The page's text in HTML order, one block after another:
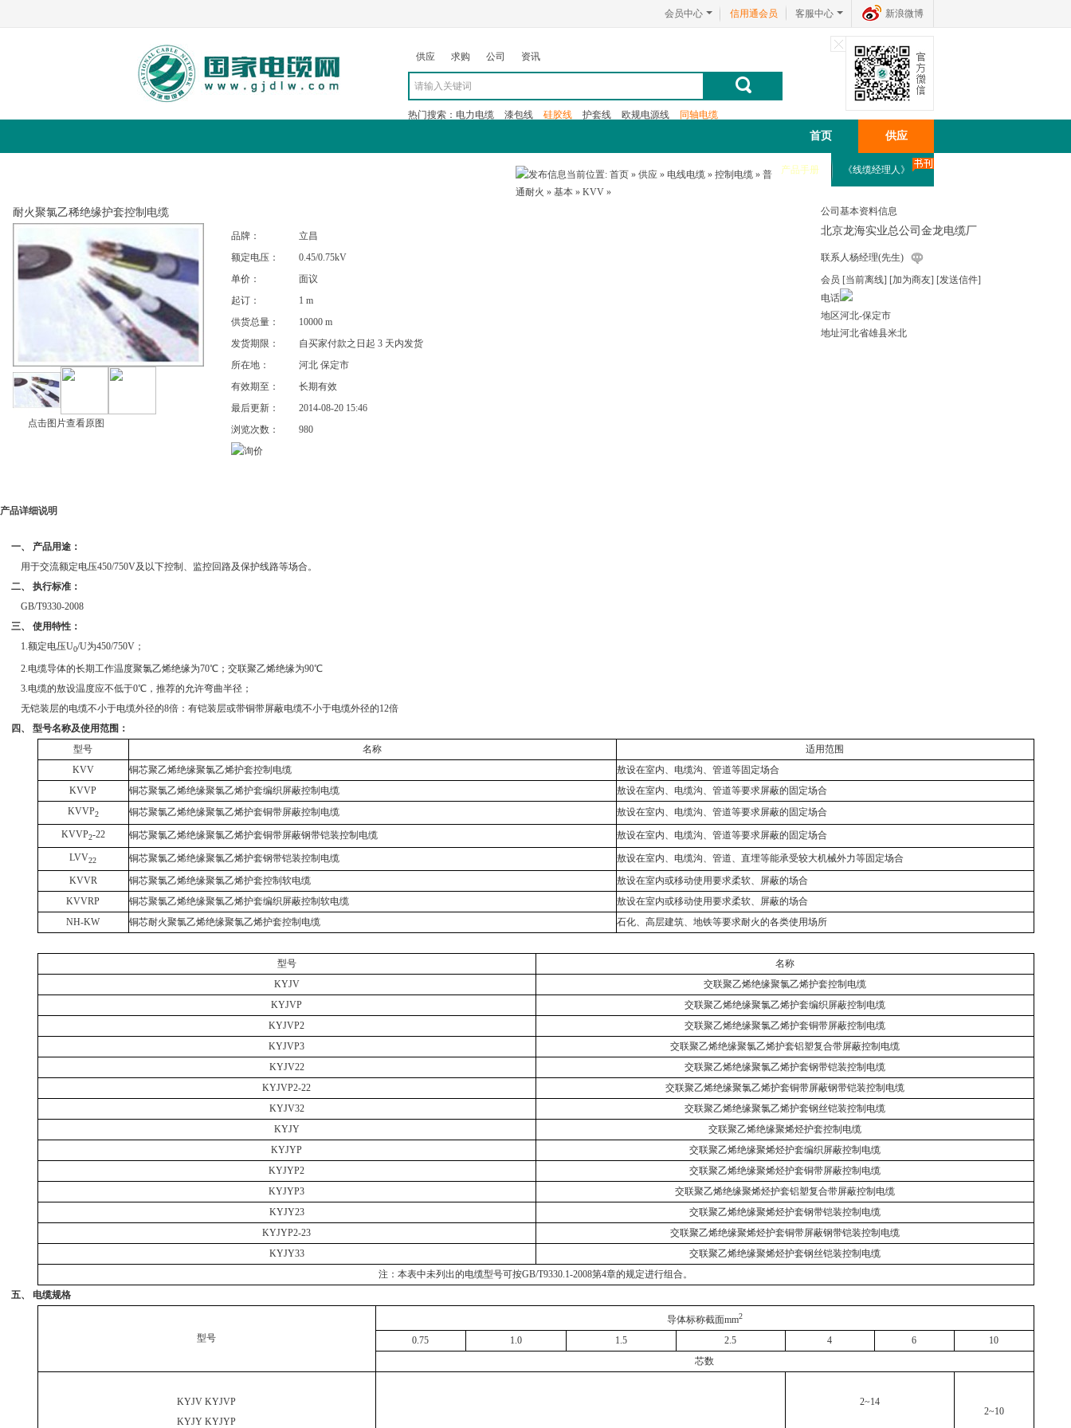
会员中心 信用通会员 客服中心 新浪微博
供应 求购 公司 资讯
热门搜索： 电力电缆 漆包线 硅胶线 护套线 欧规电源线 同轴电缆
首页 供应
产品手册 《线缆经理人》
当前位置: 首页 » 供应 » 电线电缆 » 控制电缆 » 普
通耐火 » 基本 » KVV »
耐火聚氯乙稀绝缘护套控制电缆
点击图片查看原图
品牌：
立昌
额定电压：
0.45/0.75kV
单价：
面议
起订：
1 m
供货总量：
10000 m
发货期限：
自买家付款之日起 3 天内发货
所在地：
河北 保定市
有效期至：
长期有效
最后更新：
2014-08-20 15:46
浏览次数：
980
公司基本资料信息
北京龙海实业总公司金龙电缆厂
联系人杨经理(先生)
会员 [当前离线] [加为商友] [发送信件]
电话
地区河北-保定市
地址河北省雄县米北
产品详细说明
一、 产品用途：
用于交流额定电压450/750V及以下控制、监控回路及保护线路等场合。
二、 执行标准：
GB/T9330-2008
三、 使用特性：
1.额定电压U0/U为450/750V；
2.电缆导体的长期工作温度聚氯乙烯绝缘为70℃；交联聚乙烯绝缘为90℃
3.电缆的敖设温度应不低于0℃，推荐的允许弯曲半径；
无铠装层的电缆不小于电缆外径的8倍：有铠装层或带铜带屏蔽电缆不小于电缆外径的12倍
四、 型号名称及使用范围：
型号
名称
适用范围
KVV
铜芯聚乙烯绝缘聚氯乙烯护套控制电缆
敖设在室内、电缆沟、管道等固定场合
KVVP
铜芯聚氯乙烯绝缘聚氯乙烯护套编织屏蔽控制电缆
敖设在室内、电缆沟、管道等要求屏蔽的固定场合
KVVP2 铜芯聚氯乙烯绝缘聚氯乙烯护套铜带屏蔽控制电缆
敖设在室内、电缆沟、管道等要求屏蔽的固定场合
KVVP2-22 铜芯聚氯乙烯绝缘聚氯乙烯护套铜带屏蔽钢带铠装控制电缆
敖设在室内、电缆沟、管道等要求屏蔽的固定场合
LVV22 铜芯聚氯乙烯绝缘聚氯乙烯护套钢带铠装控制电缆
敖设在室内、电缆沟、管道、直埋等能承受较大机械外力等固定场合
KVVR
铜芯聚氯乙烯绝缘聚氯乙烯护套控制软电缆
敖设在室内或移动使用要求柔软、屏蔽的场合
KVVRP
铜芯聚氯乙烯绝缘聚氯乙烯护套编织屏蔽控制软电缆
敖设在室内或移动使用要求柔软、屏蔽的场合
NH-KW
铜芯耐火聚氯乙烯绝缘聚氯乙烯护套控制电缆 石化、高层建筑、地铁等要求耐火的各类使用场所
型号
名称
KYJV
交联聚乙烯绝缘聚氯乙烯护套控制电缆
KYJVP
交联聚乙烯绝缘聚氯乙烯护套编织屏蔽控制电缆
KYJVP2
交联聚乙烯绝缘聚氯乙烯护套铜带屏蔽控制电缆
KYJVP3
交联聚乙烯绝缘聚氯乙烯护套铝塑复合带屏蔽控制电缆
KYJV22
交联聚乙烯绝缘聚氯乙烯护套钢带铠装控制电缆
KYJVP2-22
交联聚乙烯绝缘聚氯乙烯护套铜带屏蔽钢带铠装控制电缆
KYJV32
交联聚乙烯绝缘聚氯乙烯护套钢丝铠装控制电缆
KYJY
交联聚乙烯绝缘聚烯烃护套控制电缆
KYJYP
交联聚乙烯绝缘聚烯烃护套编织屏蔽控制电缆
KYJYP2
交联聚乙烯绝缘聚烯烃护套铜带屏蔽控制电缆
KYJYP3
交联聚乙烯绝缘聚烯烃护套铝塑复合带屏蔽控制电缆
KYJY23
交联聚乙烯绝缘聚烯烃护套钢带铠装控制电缆
KYJYP2-23
交联聚乙烯绝缘聚烯烃护套铜带屏蔽钢带铠装控制电缆
KYJY33
交联聚乙烯绝缘聚烯烃护套钢丝铠装控制电缆
注：本表中未列出的电缆型号可按GB/T9330.1-2008第4章的规定进行组合。
五、 电缆规格
型号
导体标称截面mm2
0.75 1.0 1.5 2.5 4 6
10
芯数
KYJV KYJVP
KYJY KYJYP
2~14
2~10